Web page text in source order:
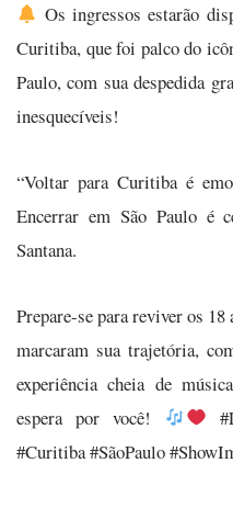
Os ingressos estarão
Curitiba, que foi palco do
Paulo, com sua despedida
inesquecíveis!
“Voltar para Curitiba é
Encerrar em São Paulo é
Santana.
Prepare-se para reviver os 18
marcaram sua trajetória,
experiência cheia de
espera por você!
#Curitiba #SãoPaulo